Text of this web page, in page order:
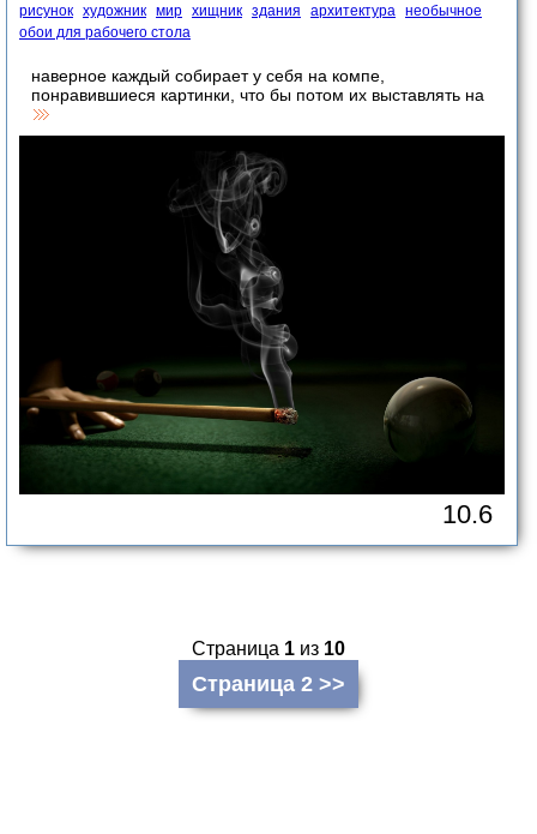
рисунок художник мир хищник здания архитектура
необычное
обои для рабочего стола
наверное каждый собирает у себя на компе,
понравившиеся картинки, что бы потом их выставлять на
10.6
Страница 1 из 10
Страница 2 >>